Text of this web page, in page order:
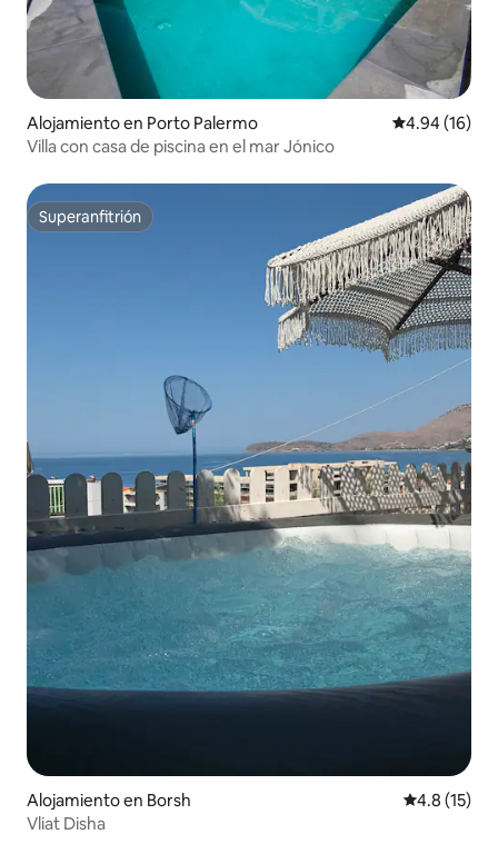
Alojamiento en Porto Palermo Calificación
4.94 (16)
Villa con casa de piscina en el mar Jónico
Superanfitrión
Superanfitrión
Alojamiento en Borsh Calificación
4.8 (15)
Vliat Disha